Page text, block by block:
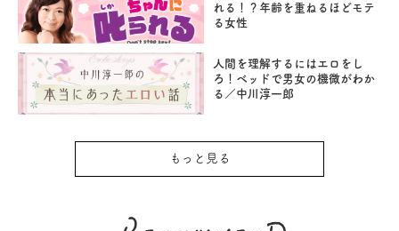
れる！？年齢を重ねるほどモテ
る女性
人間を理解するにはエロをし
ろ！ベッドで男女の機微がわか
る／中川淳一郎
もっと見る